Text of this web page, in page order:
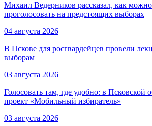
Михаил Ведерников рассказал, как
проголосовать на предстоящих выборах
04 августа 2026
В Пскове для росгвардейцев провели
выборам
03 августа 2026
Голосовать там, где удобно: в Псковской
проект «Мобильный избиратель»
03 августа 2026